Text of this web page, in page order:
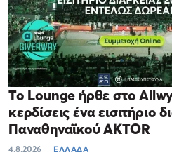
Το Lounge ήρθε στο
κερδίσεις ένα εισιτήριο
Παναθηναϊκού AKTOR
4.8.2026 ΕΛΛΑΔΑ